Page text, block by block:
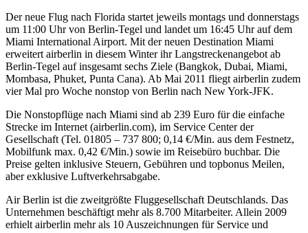
Der neue Flug nach Florida startet jeweils montags und donnerstags
um 11:00 Uhr von Berlin-Tegel und landet um 16:45 Uhr auf dem
Miami International Airport. Mit der neuen Destination Miami
erweitert airberlin in diesem Winter ihr Langstreckenangebot ab
Berlin-Tegel auf insgesamt sechs Ziele (Bangkok, Dubai, Miami,
Mombasa, Phuket, Punta Cana). Ab Mai 2011 fliegt airberlin zudem
vier Mal pro Woche nonstop von Berlin nach New York-JFK.
Die Nonstopflüge nach Miami sind ab 239 Euro für die einfache
Strecke im Internet (airberlin.com), im Service Center der
Gesellschaft (Tel. 01805 – 737 800; 0,14 €/Min. aus dem Festnetz,
Mobilfunk max. 0,42 €/Min.) sowie im Reisebüro buchbar. Die
Preise gelten inklusive Steuern, Gebühren und topbonus Meilen,
aber exklusive Luftverkehrsabgabe.
Air Berlin ist die zweitgrößte Fluggesellschaft Deutschlands. Das
Unternehmen beschäftigt mehr als 8.700 Mitarbeiter. Allein 2009
erhielt airberlin mehr als 10 Auszeichnungen für Service und